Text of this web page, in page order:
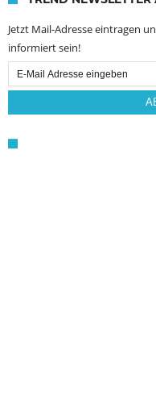
Jetzt Mail-Adresse eintragen
informiert sein!
Email
Subscription